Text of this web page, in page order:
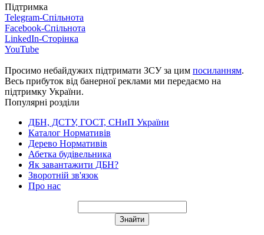
Підтримка
Telegram-Спільнота
Facebook-Спільнота
LinkedIn-Сторінка
YouTube
Просимо небайдужих підтримати ЗСУ за цим посиланням.
Весь прибуток від банерної реклами ми передаємо на
підтримку України.
Популярні розділи
ДБН, ДСТУ, ГОСТ, СНиП України
Каталог Нормативів
Дерево Нормативів
Абетка будівельника
Як завантажити ДБН?
Зворотній зв'язок
Про нас